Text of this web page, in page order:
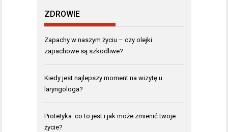
ZDROWIE
Zapachy w naszym życiu – czy olejki
zapachowe są szkodliwe?
Kiedy jest najlepszy moment na wizytę u
laryngologa?
Protetyka: co to jest i jak może zmienić twoje
życie?